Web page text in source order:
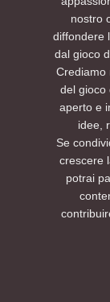
nostro
diffondere
dal gioco
Crediamo
del gioco
aperto e
idee,
Se
crescere
potrai